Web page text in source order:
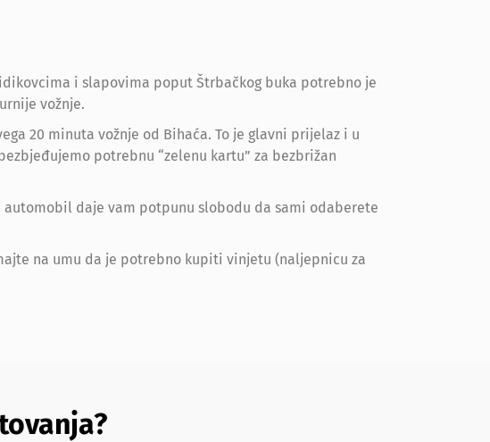
i slapovima poput Štrbačkog buka potrebno je
vožnje.
20 minuta vožnje od Bihaća. To je glavni prijelaz i u
potrebnu “zelenu kartu” za bezbrižan
automobil daje vam potpunu slobodu da sami odaberete
na umu da je potrebno kupiti vinjetu (naljepnicu za